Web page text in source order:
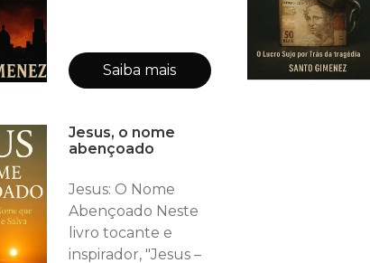
Saiba mais
Jesus, o nome
abençoado
Jesus: O Nome
Abençoado Neste
livro tocante e
inspirador, "Jesus –